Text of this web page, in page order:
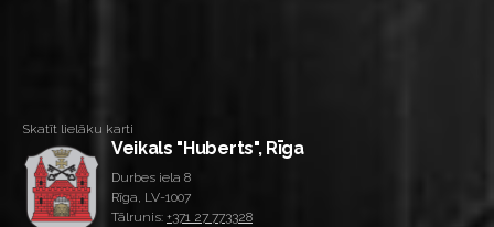
Skatīt lielāku karti
Veikals "Huberts", Rīga
Durbes iela 8
Rīga, LV-1007
Tālrunis: +371 27 773328